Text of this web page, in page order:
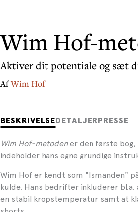
Wim Hof-
Aktiver dit potentiale og sæt
AfWim Hof
BESKRIVELSE DETALJER PRESSE
Wim Hof-metodener den første bog,
indeholder hans egne grundige
Wim Hof er kendt som "Ismanden"
kulde. Hans bedrifter inkluderer
en stabil kropstemperatur samt at